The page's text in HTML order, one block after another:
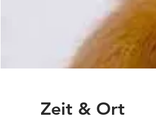
Zeit & Ort